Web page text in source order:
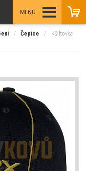
MENU
/ Čepice /
Kšiltovka